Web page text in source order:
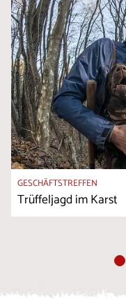
GESCHÄFTSTREFFEN
Trüffeljagd im Karst